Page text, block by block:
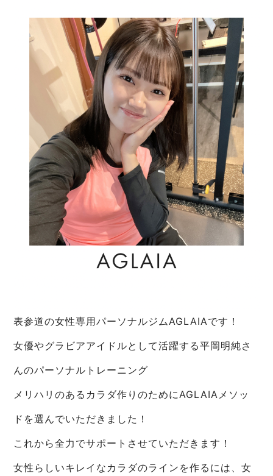
表参道の女性専用パーソナルジムAGLAIAです！
女優やグラビアアイドルとして活躍する平岡明純さ
んのパーソナルトレーニング
メリハリのあるカラダ作りのためにAGLAIAメソッ
ドを選んでいただきました！
これから全力でサポートさせていただきます！
女性らしいキレイなカラダのラインを作るには、女